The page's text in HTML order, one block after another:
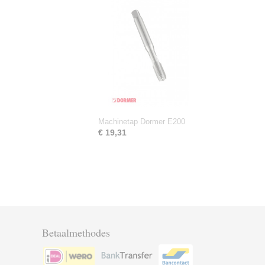
Machinetap Dormer E200
€ 19,31
Betaalmethodes